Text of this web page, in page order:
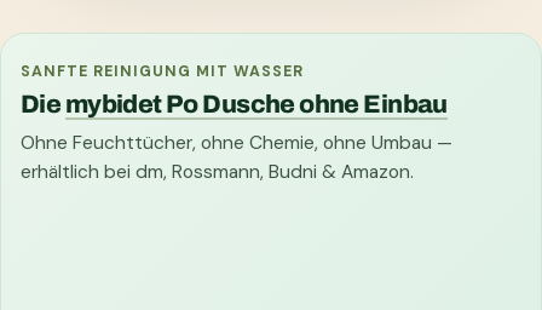
SANFTE REINIGUNG MIT WASSER
Die mybidet Po Dusche ohne Einbau
Ohne Feuchttücher, ohne Chemie, ohne Umbau —
erhältlich bei dm, Rossmann, Budni & Amazon.